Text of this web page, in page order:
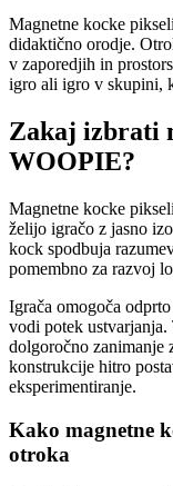
Magnetne kocke
didaktično orodje.
v zaporedjih in
igro ali igro v skupini,
Zakaj izbrati
WOOPIE?
Magnetne kocke
želijo igračo z jasno
kock spodbuja
pomembno za razvoj
Igrača omogoča
vodi potek ustvarjanja.
dolgoročno zanimanje
konstrukcije hitro
eksperimentiranje.
Kako magnetne
otroka